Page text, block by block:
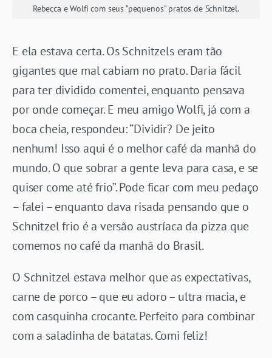
Rebecca e Wolfi com seus “pequenos” pratos de Schnitzel.
E ela estava certa. Os Schnitzels eram tão
gigantes que mal cabiam no prato. Daria fácil
para ter dividido comentei, enquanto pensava
por onde começar. E meu amigo Wolfi, já com a
boca cheia, respondeu: “Dividir? De jeito
nenhum! Isso aqui é o melhor café da manhã do
mundo. O que sobrar a gente leva para casa, e se
quiser come até frio”. Pode ficar com meu pedaço
– falei – enquanto dava risada pensando que o
Schnitzel frio é a versão austríaca da pizza que
comemos no café da manhã do Brasil.
O Schnitzel estava melhor que as expectativas,
carne de porco – que eu adoro – ultra macia, e
com casquinha crocante. Perfeito para combinar
com a saladinha de batatas. Comi feliz!